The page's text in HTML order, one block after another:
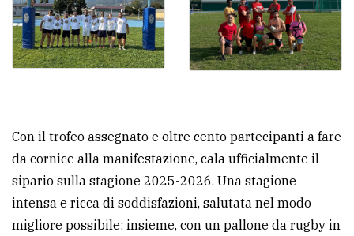
Con il trofeo assegnato e oltre cento partecipanti a fare
da cornice alla manifestazione, cala ufficialmente il
sipario sulla stagione 2025-2026. Una stagione
intensa e ricca di soddisfazioni, salutata nel modo
migliore possibile: insieme, con un pallone da rugby in